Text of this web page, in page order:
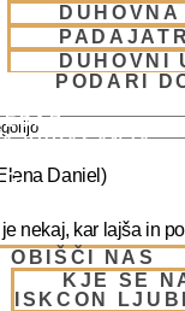
DUHOVNI
PODARI
VPRAŠANJA
OBIŠČI NAS
KJE SE
ISKCON
Daniel)
nekaj, kar lajša in
v Indijo, tam
središča za